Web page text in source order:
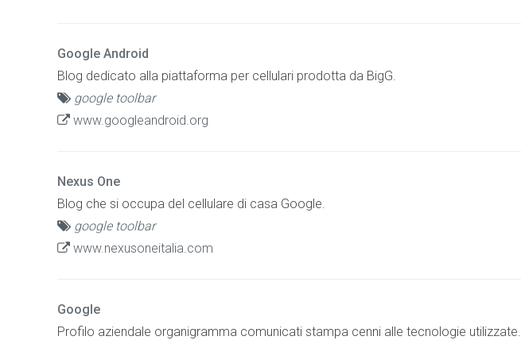
Google Android
Blog dedicato alla piattaforma per cellulari prodotta da BigG.
google toolbar
www.googleandroid.org
Nexus One
Blog che si occupa del cellulare di casa Google.
google toolbar
www.nexusoneitalia.com
Google
Profilo aziendale organigramma comunicati stampa cenni alle tecnologie utilizzate.